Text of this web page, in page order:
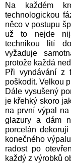
Na každém
technologickou
něco v postupu
už to nejde
technikou lití
vyžaduje
protože každá
Při vyndávání z
poškodit. Velkou
Dále vysušený
je křehký skoro
na první výpal
glazury a dám
porcelán
konečného
radost po
každý z výrobků